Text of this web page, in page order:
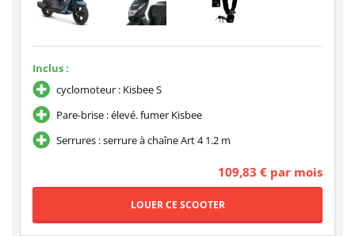
Inclus :
cyclomoteur : Kisbee S
Pare-brise : élevé. fumer Kisbee
Serrures : serrure à chaîne Art 4 1.2 m
109,83 € par mois